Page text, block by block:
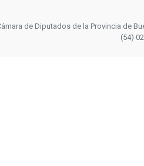
de Diputados de la Provincia de
(54)